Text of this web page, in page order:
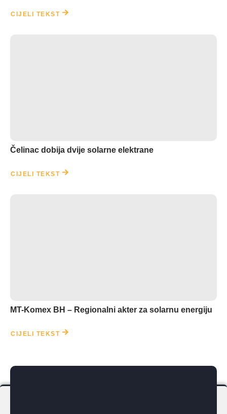
CIJELI TEKST
Čelinac dobija dvije solarne elektrane
CIJELI TEKST
MT-Komex BH – Regionalni akter za solarnu energiju
CIJELI TEKST